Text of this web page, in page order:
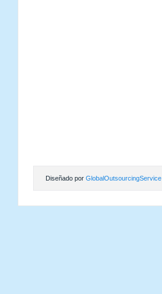
Diseñado por GlobalOutsourcingService